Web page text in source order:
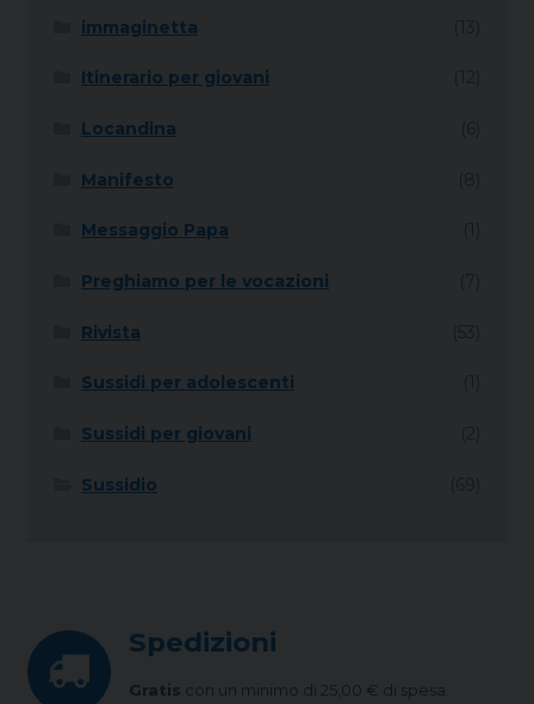
immaginetta
Itinerario per giovani
Locandina
Manifesto
Messaggio Papa
Preghiamo per le vocazioni
Rivista
Sussidi per adolescenti
Sussidi per giovani
Sussidio
Spedizioni
Gratis con un minimo di 25,00 € di spesa.